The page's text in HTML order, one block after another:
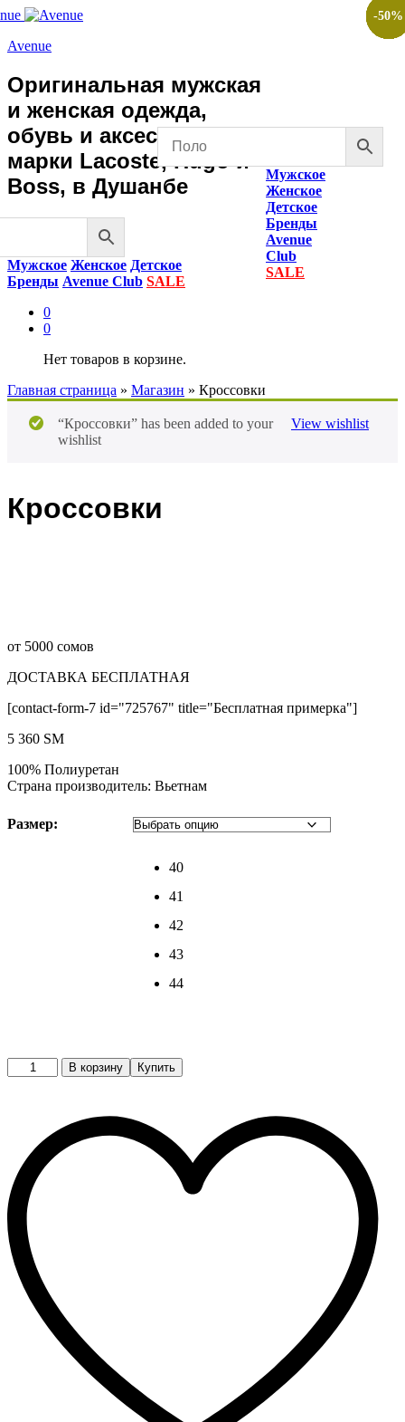
Avenue
Оригинальная мужская
и женская одежда,
обувь и аксессуары
марки Lacoste, Hugo и
Boss, в Душанбе
Мужское Женское Детское
Бренды Avenue Club SALE
0
0
Нет товаров в корзине.
Мужское
Женское
Детское
Бренды
Avenue
Club
SALE
Главная страница » Магазин » Кроссовки
View wishlist
“Кроссовки” has been added to your
wishlist
Кроссовки
от 5000 сомов
ДОСТАВКА БЕСПЛАТНАЯ
[contact-form-7 id="725767" title="Бесплатная примерка"]
5 360 ЅМ
100% Полиуретан
Страна производитель: Вьетнам
Размер:
40
41
42
43
44
Кроссовки
quantity
В корзину Купить
-50%
-50%
-50%
-50%
-50%
-50%
-50%
-50%
-50%
-50%